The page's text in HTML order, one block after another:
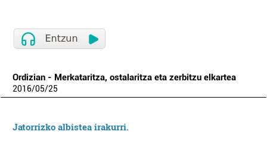
Ordizian - Merkataritza, ostalaritza eta zerbitzu elkartea
2016/05/25
Jatorrizko albistea irakurri.